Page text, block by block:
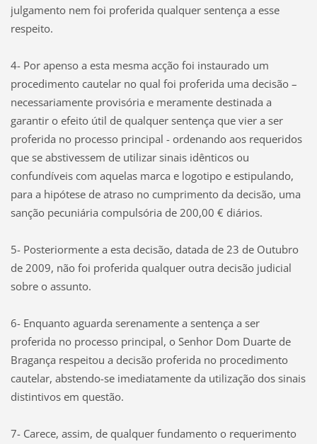
julgamento nem foi proferida qualquer sentença a esse
respeito.
4- Por apenso a esta mesma acção foi instaurado um
procedimento cautelar no qual foi proferida uma decisão –
necessariamente provisória e meramente destinada a
garantir o efeito útil de qualquer sentença que vier a ser
proferida no processo principal - ordenando aos requeridos
que se abstivessem de utilizar sinais idênticos ou
confundíveis com aquelas marca e logotipo e estipulando,
para a hipótese de atraso no cumprimento da decisão, uma
sanção pecuniária compulsória de 200,00 € diários.
5- Posteriormente a esta decisão, datada de 23 de Outubro
de 2009, não foi proferida qualquer outra decisão judicial
sobre o assunto.
6- Enquanto aguarda serenamente a sentença a ser
proferida no processo principal, o Senhor Dom Duarte de
Bragança respeitou a decisão proferida no procedimento
cautelar, abstendo-se imediatamente da utilização dos sinais
distintivos em questão.
7- Carece, assim, de qualquer fundamento o requerimento